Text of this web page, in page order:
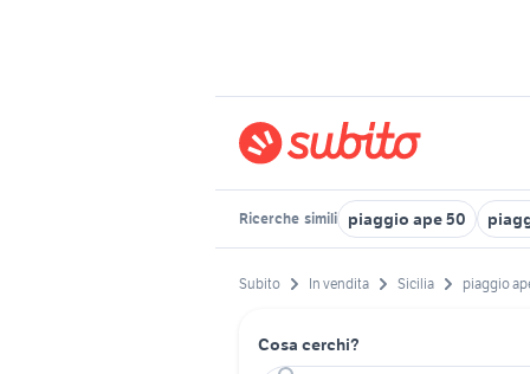
Ricerche simili piaggio ape 50
Subito In vendita Sicilia piaggio
Cosa cerchi?